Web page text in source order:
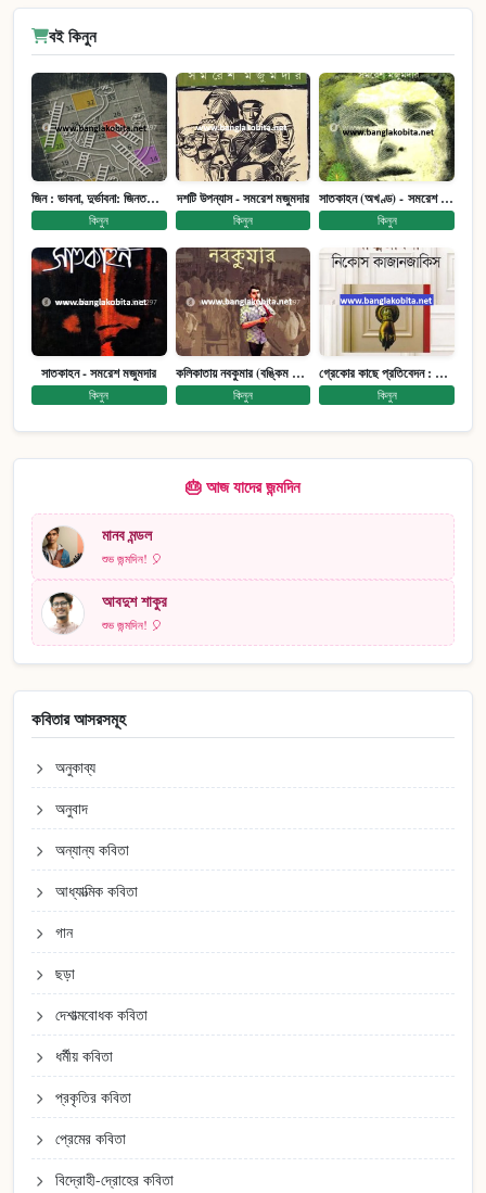
বই কিনুন
জিন : ভাবনা, দুর্ভাবনা: জিনতত্ত্ব সমাজ ইতিহাস (পেপারব্যাক)
কিনুন
দশটি উপন্যাস - সমরেশ মজুমদার
কিনুন
সাতকাহন (অখণ্ড) - সমরেশ মজুমদার
কিনুন
সাতকাহন - সমরেশ মজুমদার
কিনুন
কলিকাতায় নবকুমার (বঙ্কিম পুরষ্কারে সম্মানিত)(মানবিক মেগা উপন্যাস)
কিনুন
গ্রেকোর কাছে প্রতিবেদন : আত্মজীবনী
কিনুন
🎂 আজ যাদের জন্মদিন
মানব মন্ডল
শুভ জন্মদিন! 🎈
আবদুশ শাকুর
শুভ জন্মদিন! 🎈
কবিতার আসরসমূহ
অনুকাব্য
অনুবাদ
অন্যান্য কবিতা
আধ্যাত্মিক কবিতা
গান
ছড়া
দেশাত্মবোধক কবিতা
ধর্মীয় কবিতা
প্রকৃতির কবিতা
প্রেমের কবিতা
বিদ্রোহী-দ্রোহের কবিতা